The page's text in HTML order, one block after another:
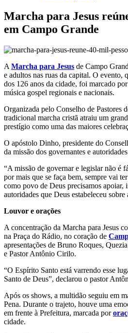
Marcha para Jesus
em Campo Grande
A Marcha para Jesus de Campo
e adultos nas ruas da capital. O evento,
dos 126 anos da cidade, foi marcado
música gospel regionais e nacionais.
Organizada pelo Conselho de Pastores
tradicional marcha cristã atraiu um
prestígio como uma das maiores
O apóstolo Dinho, presidente do
da missão dos governantes e
“A missão de governar e legislar não é
por mais que se faça bem, sempre vai
como povo de Deus precisamos apoiar,
autoridades que Deus estabeleceu sobre
Louvor e orações
A concentração da Marcha para Jesus
na Praça do Rádio, no coração de
apresentações de Bruno Roques,
e Pastor Antônio Cirilo.
“O Espírito Santo está varrendo esse
Santo de Deus”, declarou o pastor
Após os shows, a multidão seguiu em
Pena. Durante o trajeto, houve uma
em frente à Prefeitura, marcada por
cidade.